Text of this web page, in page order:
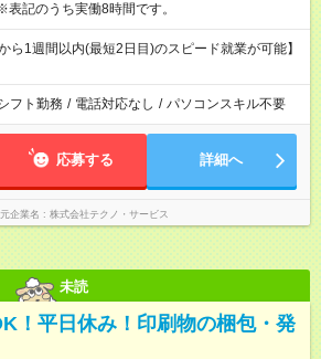
～5:30 ※表記のうち実働8時間です。
ら1週間以内(最短2日目)のスピード就業が可能】
フト勤務 / 電話対応なし / パソコンスキル不要
応募する 詳細へ
企業名 株式会社テクノ・サービス
未読
！平日休み！印刷物の梱包・発